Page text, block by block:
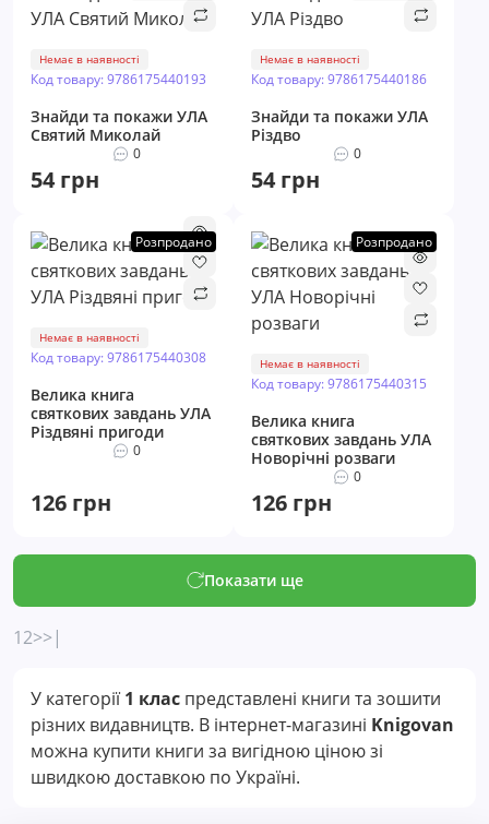
Немає в наявності
Код товару: 9786175440193
Знайди та покажи УЛА
Святий Миколай
0
54 грн
Немає в наявності
Код товару: 9786175440186
Знайди та покажи УЛА
Різдво
0
54 грн
Розпродано
Немає в наявності
Код товару: 9786175440308
Велика книга
святкових завдань УЛА
Різдвяні пригоди
0
126 грн
Розпродано
Немає в наявності
Код товару: 9786175440315
Велика книга
святкових завдань УЛА
Новорічні розваги
0
126 грн
Показати ще
12>>|
У категорії1 клас представлені книги та зошити
різних видавництв. В інтернет-магазині Knigovan
можна купити книги за вигідною ціною зі
швидкою доставкою по Україні.